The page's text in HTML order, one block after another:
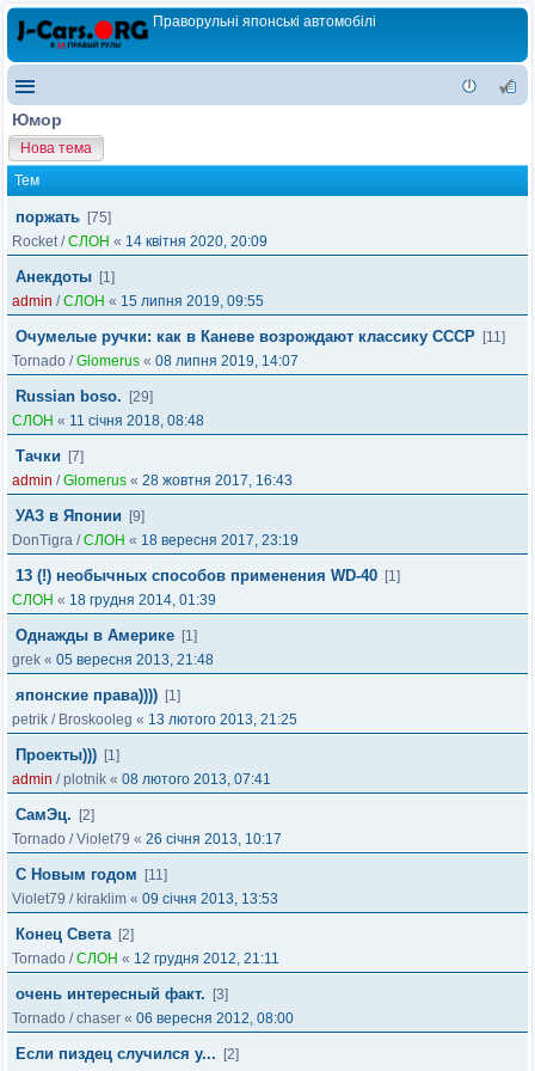
Праворульні японські автомобілі
Юмор
Нова тема
Тем
поржать [75]
Rocket/СЛОН « 14 квітня 2020, 20:09
Анекдоты [1]
admin /СЛОН « 15 липня 2019, 09:55
Очумелые ручки: как в Каневе возрождают классику СССР [11]
Tornado /Glomerus « 08 липня 2019, 14:07
Russian boso.
[29]
СЛОН « 11 січня 2018, 08:48
Тачки
[7]
admin /Glomerus « 28 жовтня 2017, 16:43
УАЗ в Японии
[9]
DonTigra /СЛОН « 18 вересня 2017, 23:19
13 (!) необычных способов применения WD-40 [1]
СЛОН « 18 грудня 2014, 01:39
Однажды в Америке [1]
grek « 05 вересня 2013, 21:48
японские права)))) [1]
petrik / Broskooleg « 13 лютого 2013, 21:25
Проекты))) [1]
admin /plotnik « 08 лютого 2013, 07:41
СамЭц.
[2]
Tornado /Violet79 « 26 січня 2013, 10:17
C Новым годом
[11]
Violet79 / kiraklim « 09 січня 2013, 13:53
Конец Света [2]
Tornado /СЛОН « 12 грудня 2012, 21:11
очень интересный факт.
[3]
Tornado /chaser « 06 вересня 2012, 08:00
Если пиздец случился у...
[2]